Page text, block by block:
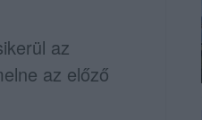
az
az előző